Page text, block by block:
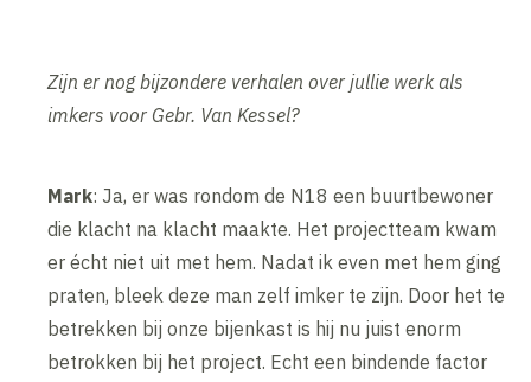
Zijn er nog bijzondere verhalen over jullie werk als
imkers voor Gebr. Van Kessel?
Mark: Ja, er was rondom de N18 een buurtbewoner
die klacht na klacht maakte. Het projectteam kwam
er écht niet uit met hem. Nadat ik even met hem ging
praten, bleek deze man zelf imker te zijn. Door het te
betrekken bij onze bijenkast is hij nu juist enorm
betrokken bij het project. Echt een bindende factor